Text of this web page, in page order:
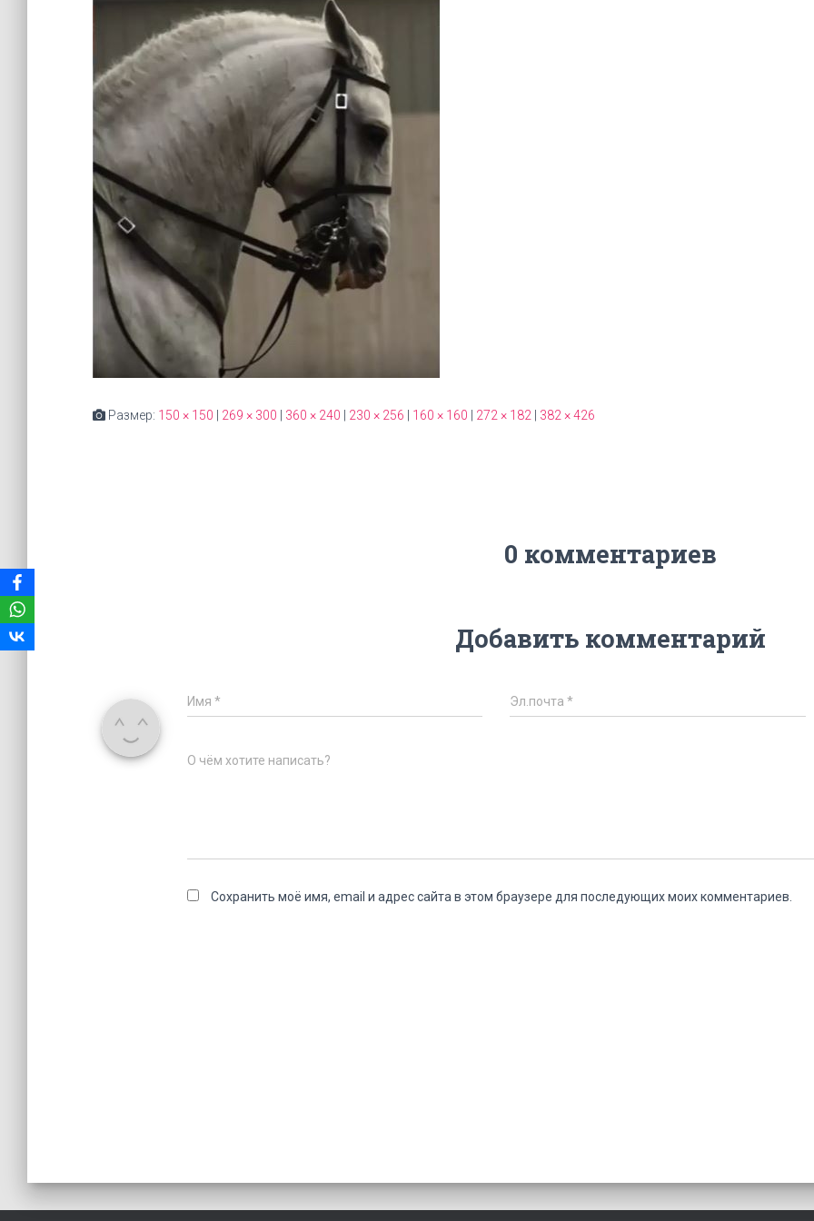
Размер: 150 × 150 269 × 300 360 × 240 230 × 256 160 × 160 272 × 182 382 × 426
0 комментариев
Добавить комментарий
Имя * Эл.почта*
О чём хотите написать?
Сохранить моё имя, email и адрес сайта в этом браузере для последующих моих комментариев.